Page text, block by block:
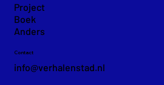
Project
Boek
Anders
Contact
info@verhalenstad.nl